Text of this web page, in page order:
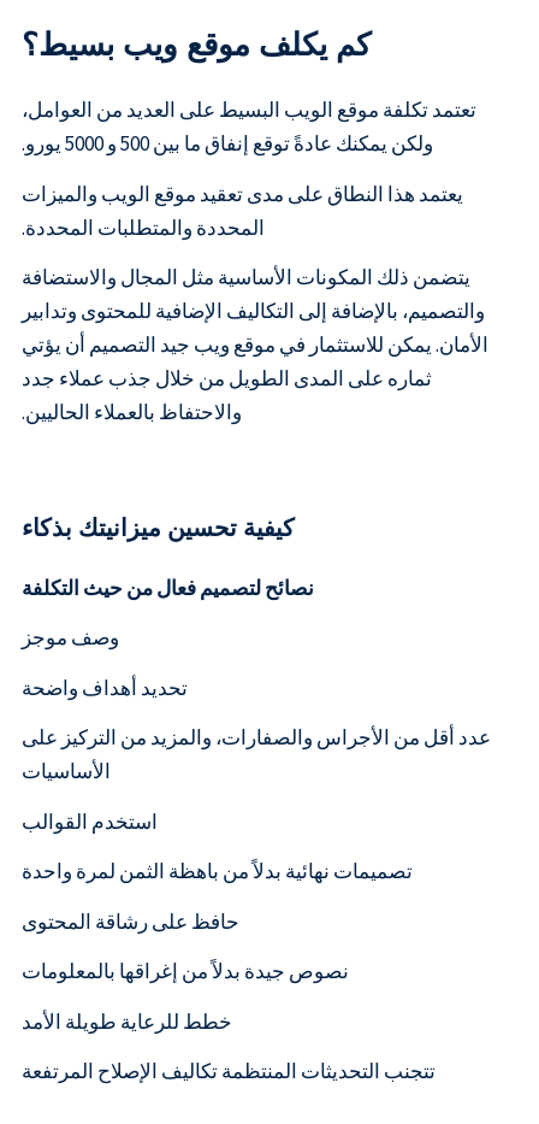
كم يكلف موقع ويب بسيط؟
تعتمد تكلفة موقع الويب البسيط على العديد من العوامل،
ولكن يمكنك عادةً توقع إنفاق ما بين 500 و 5000 يورو.
يعتمد هذا النطاق على مدى تعقيد موقع الويب والميزات
المحددة والمتطلبات المحددة.
يتضمن ذلك المكونات الأساسية مثل المجال والاستضافة
والتصميم، بالإضافة إلى التكاليف الإضافية للمحتوى وتدابير
الأمان. يمكن للاستثمار في موقع ويب جيد التصميم أن يؤتي
ثماره على المدى الطويل من خلال جذب عملاء جدد
والاحتفاظ بالعملاء الحاليين.
كيفية تحسين ميزانيتك بذكاء
نصائح لتصميم فعال من حيث التكلفة
وصف موجز
تحديد أهداف واضحة
عدد أقل من الأجراس والصفارات، والمزيد من التركيز على
الأساسيات
استخدم القوالب
تصميمات نهائية بدلاً من باهظة الثمن لمرة واحدة
حافظ على رشاقة المحتوى
نصوص جيدة بدلاً من إغراقها بالمعلومات
خطط للرعاية طويلة الأمد
تتجنب التحديثات المنتظمة تكاليف الإصلاح المرتفعة